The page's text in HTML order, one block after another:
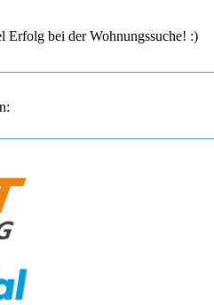
Erfolg bei der Wohnungssuche! :)